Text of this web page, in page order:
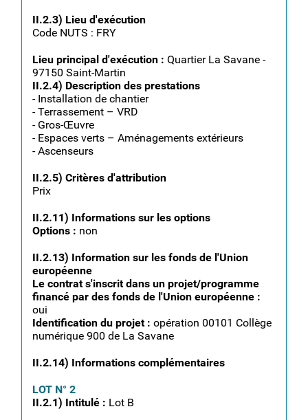
II.2.3) Lieu d'exécution
Code NUTS : FRY
Lieu principal d'exécution : Quartier La Savane -
97150 Saint-Martin
II.2.4) Description des prestations
- Installation de chantier
- Terrassement – VRD
- Gros-Œuvre
- Espaces verts – Aménagements extérieurs
- Ascenseurs
II.2.5) Critères d'attribution
Prix
II.2.11) Informations sur les options
Options : non
II.2.13) Information sur les fonds de l'Union
européenne
Le contrat s'inscrit dans un projet/programme
financé par des fonds de l'Union européenne :
oui
Identification du projet :opération 00101 Collège
numérique 900 de La Savane
II.2.14) Informations complémentaires
LOT N° 2
II.2.1) Intitulé : Lot B